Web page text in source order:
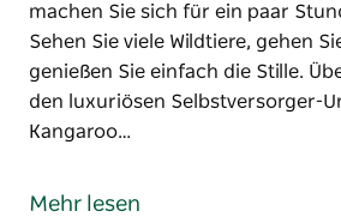
machen Sie sich für ein paar
Sehen Sie viele Wildtiere, gehen
genießen Sie einfach die Stille.
den luxuriösen Selbstversorger-
Kangaroo…
Kajak und genießen Sie das
Mehr lesen